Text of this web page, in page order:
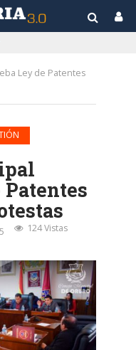
Ley de Patentes
124 Vistas